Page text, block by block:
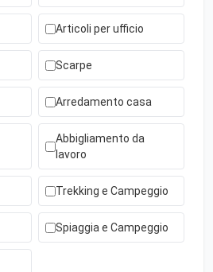
Articoli per ufficio
Scarpe
Arredamento casa
Abbigliamento da
lavoro
Trekking e Campeggio
Spiaggia e Campeggio